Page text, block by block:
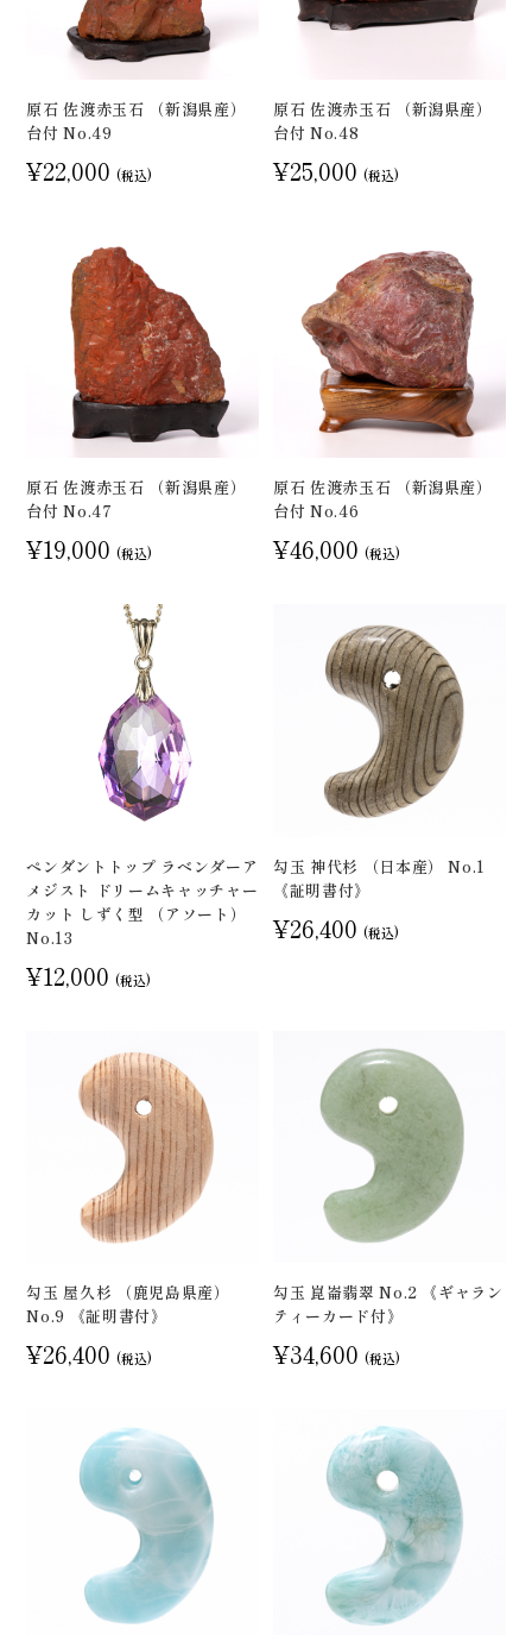
原石 佐渡赤玉石 （新潟県産）
台付 No.49
¥22,000 (税込)
原石 佐渡赤玉石 （新潟県産）
台付 No.48
¥25,000 (税込)
原石 佐渡赤玉石 （新潟県産）
台付 No.47
¥19,000 (税込)
原石 佐渡赤玉石 （新潟県産）
台付 No.46
¥46,000 (税込)
ペンダントトップ ラベンダーア
メジスト ドリームキャッチャー
カット しずく型 （アソート）
No.13
¥12,000 (税込)
勾玉 神代杉 （日本産） No.1
《証明書付》
¥26,400 (税込)
勾玉 屋久杉 （鹿児島県産）
No.9 《証明書付》
¥26,400 (税込)
勾玉 崑崙翡翠 No.2 《ギャラン
ティーカード付》
¥34,600 (税込)